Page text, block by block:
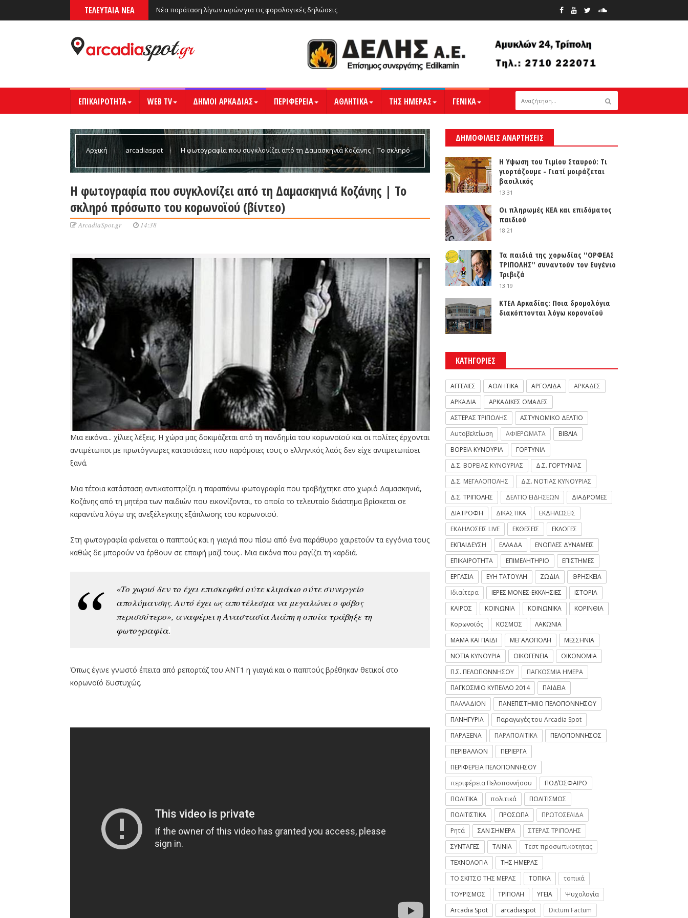
ΤΕΛΕΥΤΑΙΑ ΝΕΑ Νέα παράταση λίγων ωρών για τις φορολογικές δηλώσεις
ΕΠΙΚΑΙΡΟΤΗΤΑ WEB TV ΔΗΜΟΙ ΑΡΚΑΔΙΑΣ ΠΕΡΙΦΕΡΕΙΑ ΑΘΛΗΤΙΚΑ ΤΗΣ ΗΜΕΡΑΣ ΓΕΝΙΚΑ
Αρχική arcadiaspot Η φωτογραφία που συγκλονίζει από τη Δαμασκηνιά Κοζάνης | Το σκληρό
Η φωτογραφία που συγκλονίζει από τη Δαμασκηνιά Κοζάνης | Το
σκληρό πρόσωπο του κορωνοϊού (βίντεο)
ArcadiaSpot.gr 14:38
Μια εικόνα... χίλιες λέξεις. Η χώρα μας δοκιμάζεται από τη πανδημία του κορωνοϊού και οι πολίτες έρχονται
αντιμέτωποι με πρωτόγνωρες καταστάσεις που παρόμοιες τους ο ελληνικός λαός δεν είχε αντιμετωπίσει
ξανά.
Μια τέτοια κατάσταση αντικατοπτρίζει η παραπάνω φωτογραφία που τραβήχτηκε στο χωριό Δαμασκηνιά,
Κοζάνης από τη μητέρα των παιδιών που εικονίζονται, το οποίο το τελευταίο διάστημα βρίσκεται σε
καραντίνα λόγω της ανεξέλεγκτης εξάπλωσης του κορωνοϊού.
Στη φωτογραφία φαίνεται ο παππούς και η γιαγιά που πίσω από ένα παράθυρο χαιρετούν τα εγγόνια τους
καθώς δε μπορούν να έρθουν σε επαφή μαζί τους.. Μια εικόνα που ραγίζει τη καρδιά.
«Το χωριό δεν το έχει επισκεφθεί ούτε κλιμάκιο ούτε συνεργείο
απολύμανσης. Αυτό έχει ως αποτέλεσμα να μεγαλώνει ο φόβος
περισσότερο», αναφέρει η Αναστασία Λιάπη η οποία τράβηξε τη
φωτογραφία.
Όπως έγινε γνωστό έπειτα από ρεπορτάζ του ΑΝΤ1 η γιαγιά και ο παππούς βρέθηκαν θετικοί στο
κορωνοϊό δυστυχώς.
ΔΗΜΟΦΙΛΕΙΣ ΑΝΑΡΤΗΣΕΙΣ
Η Υψωση του Τιμίου Σταυρού: Τι
γιορτάζουμε - Γιατί μοιράζεται
βασιλικός
13:31
Οι πληρωμές ΚΕΑ και επιδόματος
παιδιού
18:21
Τα παιδιά της χορωδίας ''ΟΡΦΕΑΣ
ΤΡΙΠΟΛΗΣ'' συναντούν τον Ευγένιο
Τριβιζά
13:19
ΚΤΕΛ Αρκαδίας: Ποια δρομολόγια
διακόπτονται λόγω κορονοϊού
ΚΑΤΗΓΟΡΙΕΣ
ΑΓΓΕΛΙΕΣ ΑΘΛΗΤΙΚΑ ΑΡΓΟΛΙΔΑ
ΑΡΚΑΔΕΣ
ΑΡΚΑΔΙΑ
ΑΡΚΑΔΙΚΕΣ ΟΜΑΔΕΣ
ΑΣΤΕΡΑΣ ΤΡΙΠΟΛΗΣ
ΑΣΤΥΝΟΜΙΚΟ ΔΕΛΤΙΟ
Αυτοβελτίωση
ΑΦΙΕΡΩΜΑΤΑ
ΒΙΒΛΙΑ
ΒΟΡΕΙΑ ΚΥΝΟΥΡΙΑ
ΓΟΡΤΥΝΙΑ
Δ.Σ. ΒΟΡΕΙΑΣ ΚΥΝΟΥΡΙΑΣ
Δ.Σ. ΓΟΡΤΥΝΙΑΣ
Δ.Σ. ΜΕΓΑΛΟΠΟΛΗΣ
Δ.Σ. ΝΟΤΙΑΣ ΚΥΝΟΥΡΙΑΣ
Δ.Σ. ΤΡΙΠΟΛΗΣ
ΔΕΛΤΙΟ ΕΙΔΗΣΕΩΝ
ΔΙΑΔΡΟΜΕΣ
ΔΙΑΤΡΟΦΗ
ΔΙΚΑΣΤΙΚΑ
ΕΚΔΗΛΩΣΕΙΣ
ΕΚΔΗΛΩΣΕΙΣ LIVE
ΕΚΘΕΣΕΙΣ
ΕΚΛΟΓΕΣ
ΕΚΠΑΙΔΕΥΣΗ
ΕΛΛΑΔΑ
ΕΝΟΠΛΕΣ ΔΥΝΑΜΕΙΣ
ΕΠΙΚΑΙΡΟΤΗΤΑ
ΕΠΙΜΕΛΗΤΗΡΙΟ
ΕΠΙΣΤΗΜΕΣ
ΕΡΓΑΣΙΑ
ΕΥΗ ΤΑΤΟΥΛΗ ΖΩΔΙΑ
ΘΡΗΣΚΕΙΑ
Ιδιαίτερα
ΙΕΡΕΣ ΜΟΝΕΣ-ΕΚΚΛΗΣΙΕΣ
ΙΣΤΟΡΙΑ
ΚΑΙΡΟΣ
ΚΟΙΝΩΝΙΑ ΚΟΙΝΩΝΙΚΑ
ΚΟΡΙΝΘΙΑ
Κορωνοϊός
ΚΟΣΜΟΣ
ΛΑΚΩΝΙΑ
ΜΑΜΑ ΚΑΙ ΠΑΙΔΙ
ΜΕΓΑΛΟΠΟΛΗ
ΜΕΣΣΗΝΙΑ
ΝΟΤΙΑ ΚΥΝΟΥΡΙΑ
ΟΙΚΟΓΕΝΕΙΑ
ΟΙΚΟΝΟΜΙΑ
Π.Σ. ΠΕΛΟΠΟΝΝΗΣΟΥ
ΠΑΓΚΟΣΜΙΑ ΗΜΕΡΑ
ΠΑΓΚΟΣΜΙΟ ΚΥΠΕΛΛΟ 2014
ΠΑΙΔΕΙΑ
ΠΑΛΛΑΔΙΟΝ
ΠΑΝΕΠΙΣΤΗΜΙΟ ΠΕΛΟΠΟΝΝΗΣΟΥ
ΠΑΝΗΓΥΡΙΑ
Παραγωγές του Arcadia Spot
ΠΑΡΑΞΕΝΑ
ΠΑΡΑΠΟΛΙΤΙΚΑ
ΠΕΛΟΠΟΝΝΗΣΟΣ
ΠΕΡΙΒΑΛΛΟΝ
ΠΕΡΙΕΡΓΑ
ΠΕΡΙΦΕΡΕΙΑ ΠΕΛΟΠΟΝΝΗΣΟΥ
περιφέρεια Πελοποννήσου
ΠΟΔΌΣΦΑΙΡΟ
ΠΟΛΙΤΙΚΑ
πολιτικά
ΠΟΛΙΤΙΣΜΟΣ
ΠΟΛΙΤΙΣΤΙΚΑ
ΠΡΟΣΩΠΑ
ΠΡΩΤΟΣΕΛΙΔΑ
Ρητά
ΣΑΝ ΣΗΜΕΡΑ
ΣΤΕΡΑΣ ΤΡΙΠΟΛΗΣ
ΣΥΝΤΑΓΕΣ
ΤΑΙΝΙΑ
Τεστ προσωπικοτητας
ΤΕΧΝΟΛΟΓΙΑ
ΤΗΣ ΗΜΕΡΑΣ
ΤΟ ΣΚΙΤΣΟ ΤΗΣ ΜΕΡΑΣ
ΤΟΠΙΚΑ
τοπικά
ΤΟΥΡΙΣΜΟΣ
ΤΡΙΠΟΛΗ ΥΓΕΙΑ
Ψυχολογία
Arcadia Spot
arcadiaspot
Dictum Factum